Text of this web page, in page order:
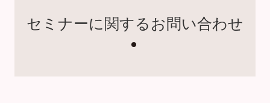
セミナーに関するお問い合わせ